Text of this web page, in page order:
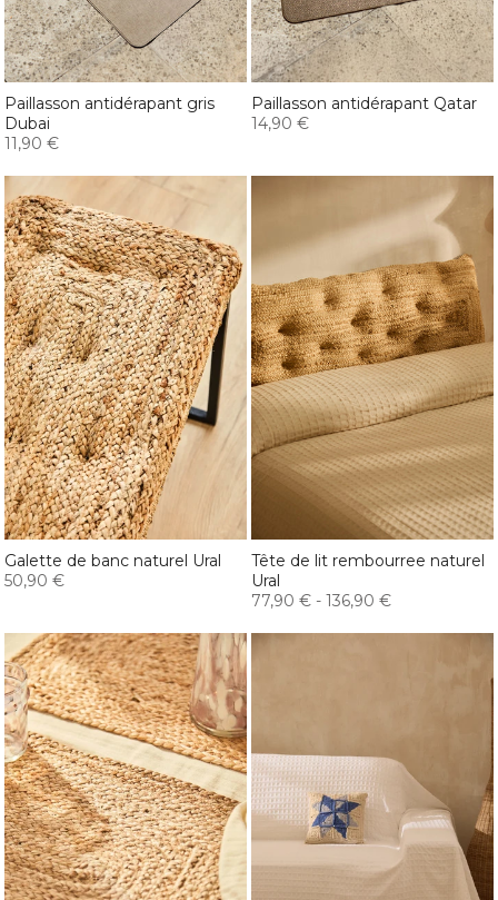
Paillasson antidérapant gris
Dubai
11,90 €
Paillasson antidérapant Qatar
14,90 €
Galette de banc naturel Ural
50,90 €
Tête de lit rembourree naturel
Ural
77,90 € - 136,90 €